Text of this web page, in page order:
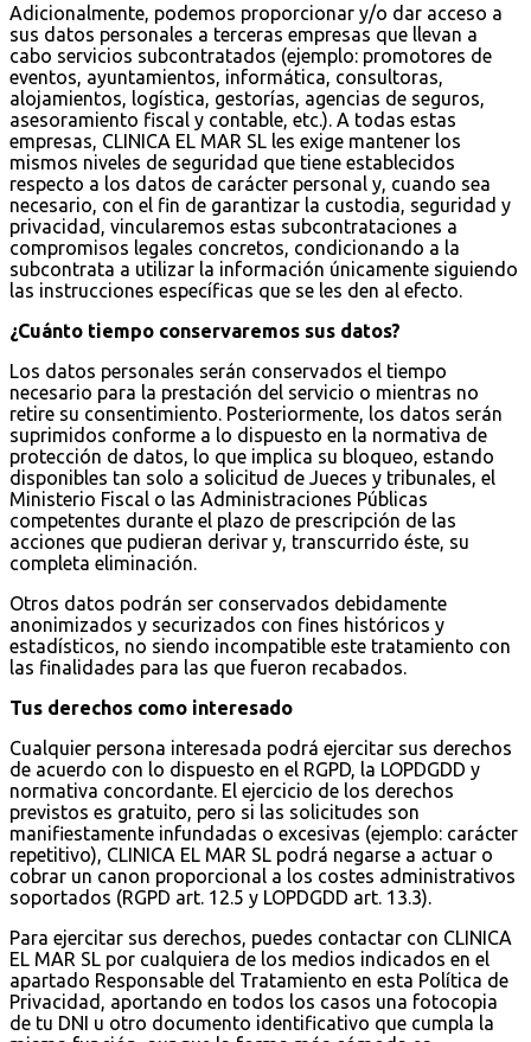
Adicionalmente, podemos proporcionar y/o dar acceso a
sus datos personales a terceras empresas que llevan a
cabo servicios subcontratados (ejemplo: promotores de
eventos, ayuntamientos, informática, consultoras,
alojamientos, logística, gestorías, agencias de seguros,
asesoramiento fiscal y contable, etc.). A todas estas
empresas, CLINICA EL MAR SL les exige mantener los
mismos niveles de seguridad que tiene establecidos
respecto a los datos de carácter personal y, cuando sea
necesario, con el fin de garantizar la custodia, seguridad y
privacidad, vincularemos estas subcontrataciones a
compromisos legales concretos, condicionando a la
subcontrata a utilizar la información únicamente siguiendo
las instrucciones específicas que se les den al efecto.
¿Cuánto tiempo conservaremos sus datos?
Los datos personales serán conservados el tiempo
necesario para la prestación del servicio o mientras no
retire su consentimiento. Posteriormente, los datos serán
suprimidos conforme a lo dispuesto en la normativa de
protección de datos, lo que implica su bloqueo, estando
disponibles tan solo a solicitud de Jueces y tribunales, el
Ministerio Fiscal o las Administraciones Públicas
competentes durante el plazo de prescripción de las
acciones que pudieran derivar y, transcurrido éste, su
completa eliminación.
Otros datos podrán ser conservados debidamente
anonimizados y securizados con fines históricos y
estadísticos, no siendo incompatible este tratamiento con
las finalidades para las que fueron recabados.
Tus derechos como interesado
Cualquier persona interesada podrá ejercitar sus derechos
de acuerdo con lo dispuesto en el RGPD, la LOPDGDD y
normativa concordante. El ejercicio de los derechos
previstos es gratuito, pero si las solicitudes son
manifiestamente infundadas o excesivas (ejemplo: carácter
repetitivo), CLINICA EL MAR SL podrá negarse a actuar o
cobrar un canon proporcional a los costes administrativos
soportados (RGPD art. 12.5 y LOPDGDD art. 13.3).
Para ejercitar sus derechos, puedes contactar con CLINICA
EL MAR SL por cualquiera de los medios indicados en el
apartado Responsable del Tratamiento en esta Política de
Privacidad, aportando en todos los casos una fotocopia
de tu DNI u otro documento identificativo que cumpla la